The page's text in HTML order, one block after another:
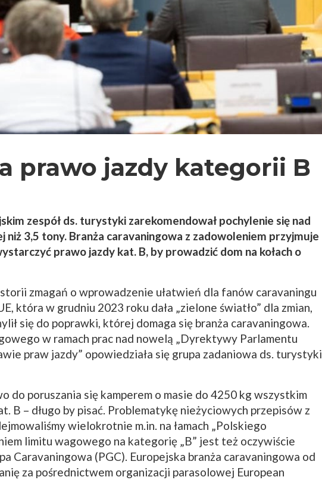
prawo jazdy kategorii B
zespół ds. turystyki zarekomendował pochylenie się nad
niż 3,5 tony. Branża caravaningowa z zadowoleniem przyjmuje
prawo jazdy kat. B, by prowadzić dom na kołach o
zmagań o wprowadzenie ułatwień dla fanów caravaningu
która w grudniu 2023 roku dała „zielone światło” dla zmian,
się do poprawki, której domaga się branża caravaningowa.
w ramach prac nad nowelą „Dyrektywy Parlamentu
praw jazdy” opowiedziała się grupa zadaniowa ds. turystyki
do poruszania się kamperem o masie do 4250 kg wszystkim
B – długo by pisać. Problematykę nieżyciowych przepisów z
wielokrotnie m.in. na łamach „Polskiego
limitu wagowego na kategorię „B” jest też oczywiście
Caravaningowa (PGC). Europejska branża caravaningowa od
za pośrednictwem organizacji parasolowej European